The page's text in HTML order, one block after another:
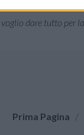
dare tutto per
Prima Pagina /